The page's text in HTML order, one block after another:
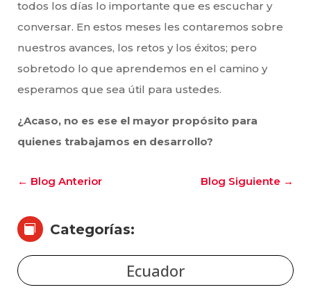
todos los días lo importante que es escuchar y
conversar. En estos meses les contaremos sobre
nuestros avances, los retos y los éxitos; pero
sobretodo lo que aprendemos en el camino y
esperamos que sea útil para ustedes.
¿Acaso, no es ese el mayor propósito para
quienes trabajamos en desarrollo?
← Blog Anterior Blog Siguiente →
 Categorías:
Ecuador